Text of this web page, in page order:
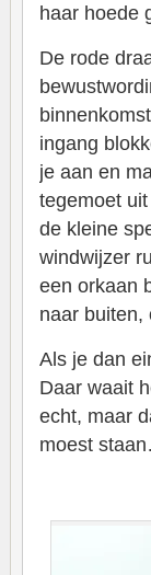
haar hoede
De rode
ingang
je aan en
tegemoet
de kleine
windwijzer
een orkaan
naar buiten,
Als je dan
Daar waait
echt, maar
moest